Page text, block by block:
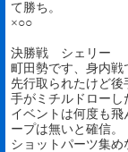
て勝ち。
×○○
決勝戦 シェリー
町田勢です、身内戦
先行取られたけど後
手がミチルドローし
イベントは何度も
ープは無いと確信。
ショットパーツ集